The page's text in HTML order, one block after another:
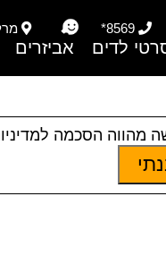
8569*
לדים אביזרים
מהווה הסכמה